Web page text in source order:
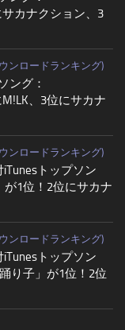
サカナクション、3
ンロードランキング)
ング：
、3位にサカナ
ンロードランキング)
iTunesトップソン
が1位！2位にサカナ
ンロードランキング)
iTunesトップソン
り子」が1位！2位